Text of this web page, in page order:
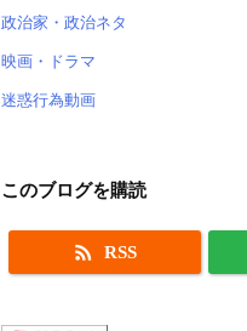
政治家・政治ネタ
映画・ドラマ
迷惑行為動画
このブログを購読
 RSS